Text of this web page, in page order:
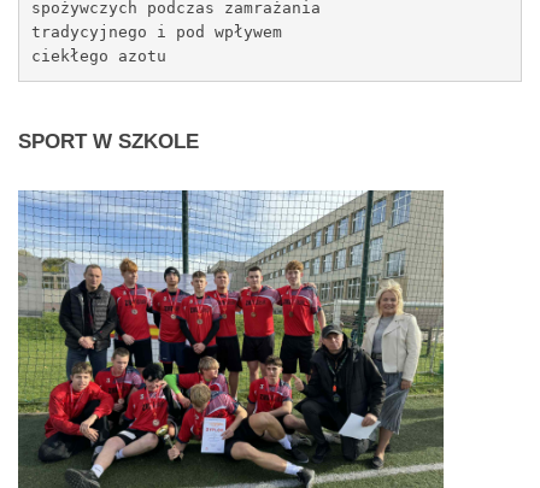
spożywczych podczas zamrażania
tradycyjnego i pod wpływem
ciekłego azotu
SPORTW SZKOLE